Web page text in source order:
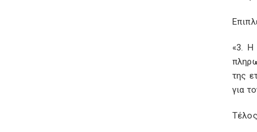
«3. Η
της
για